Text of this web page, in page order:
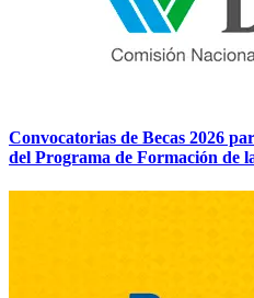
Convocatorias de Becas 2026
del Programa de Formación de